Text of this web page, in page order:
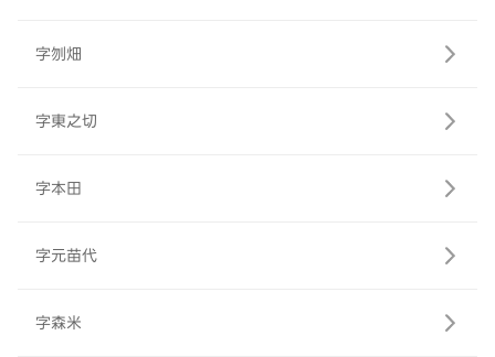
字刎畑
字東之切
字本田
字元苗代
字森米